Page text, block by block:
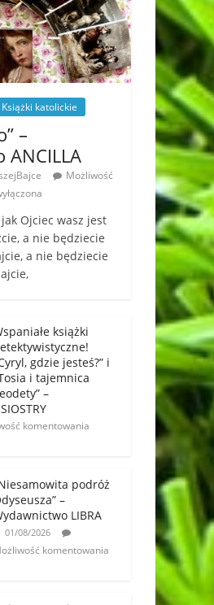
Książki katolickie
–
ANCILLA
Możliwość
Ojciec wasz jest
a nie będziecie
a nie będziecie
książki
gdzie jesteś?” i
i tajemnica
–
komentowania
podróż
–
LIBRA
01/08/2026
komentowania